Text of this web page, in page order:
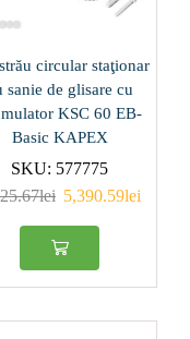
circular staţionar
sanie de glisare cu
KSC 60 EB-
Basic KAPEX
SKU: 577775
lei 5,390.59lei